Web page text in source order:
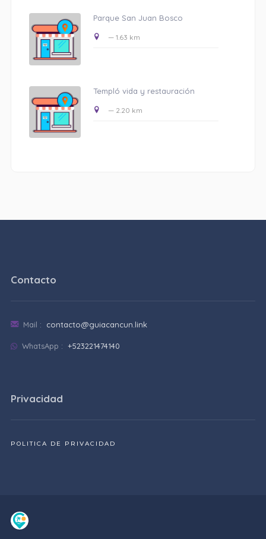
Parque San Juan Bosco
— 1.63 km
Templó vida y restauración
— 2.20 km
Contacto
Mail : contacto@guiacancun.link
WhatsApp : +523221474140
Privacidad
POLITICA DE PRIVACIDAD